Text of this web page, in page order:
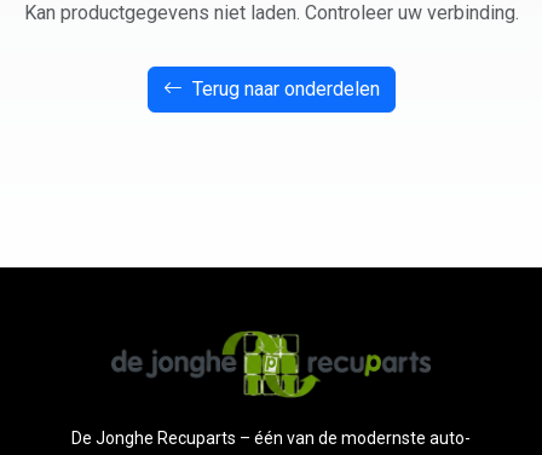
Kan productgegevens niet laden. Controleer uw verbinding.
Terug naar onderdelen
De Jonghe Recuparts – één van de modernste auto-